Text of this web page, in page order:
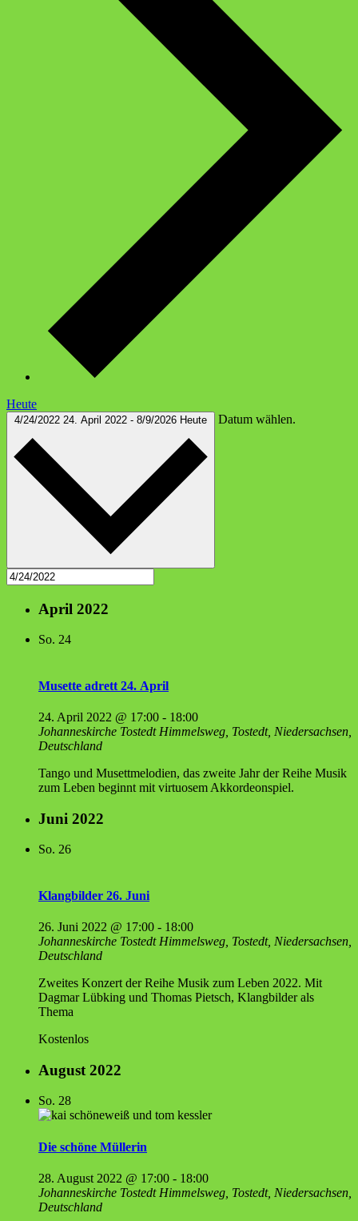
Heute
4/24/2022 24. April 2022 - 8/9/2026 Heute Datum wählen.
April 2022
So. 24
Muset­te adrett 24. April
24. April 2022 @ 17:00 - 18:00
Johanneskirche Tostedt Himmelsweg, Tostedt, Niedersachsen,
Deutschland
Tango und Musettmelodien, das zweite Jahr der Reihe Musik
zum Leben beginnt mit virtuosem Akkordeonspiel.
Juni 2022
So. 26
Klang­bil­der 26. Juni
26. Juni 2022 @ 17:00 - 18:00
Johanneskirche Tostedt Himmelsweg, Tostedt, Niedersachsen,
Deutschland
Zweites Konzert der Reihe Musik zum Leben 2022. Mit
Dagmar Lübking und Thomas Pietsch, Klangbilder als
Thema
Kostenlos
August 2022
So. 28
Die schö­ne Müllerin
28. August 2022 @ 17:00 - 18:00
Johanneskirche Tostedt Himmelsweg, Tostedt, Niedersachsen,
Deutschland